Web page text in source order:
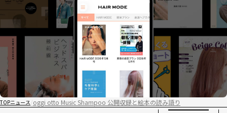
TOPニュース oggi otto Music Shampoo 公開収録と絵本の読み語り